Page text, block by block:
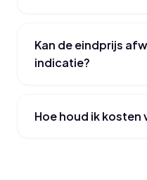
Kan de eindprijs
indicatie?
Hoe houd ik kosten